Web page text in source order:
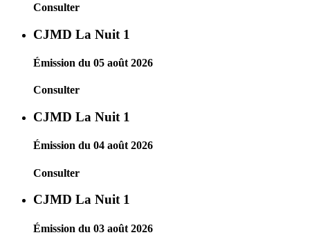
Consulter
CJMD La Nuit 1
Émission du 05 août 2026
Consulter
CJMD La Nuit 1
Émission du 04 août 2026
Consulter
CJMD La Nuit 1
Émission du 03 août 2026